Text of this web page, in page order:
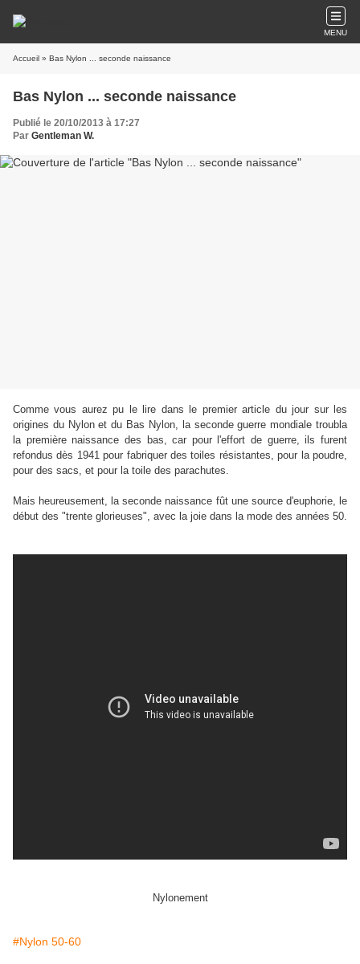
MENU
Accueil » Bas Nylon ... seconde naissance
Bas Nylon ... seconde naissance
Publié le 20/10/2013 à 17:27
Par Gentleman W.
Comme vous aurez pu le lire dans le premier article du jour sur les
origines du Nylon et du Bas Nylon, la seconde guerre mondiale troubla
la première naissance des bas, car pour l'effort de guerre, ils furent
refondus dès 1941 pour fabriquer des toiles résistantes, pour la poudre,
pour des sacs, et pour la toile des parachutes.
Mais heureusement, la seconde naissance fût une source d'euphorie, le
début des "trente glorieuses", avec la joie dans la mode des années 50.
Nylonement
#Nylon 50-60